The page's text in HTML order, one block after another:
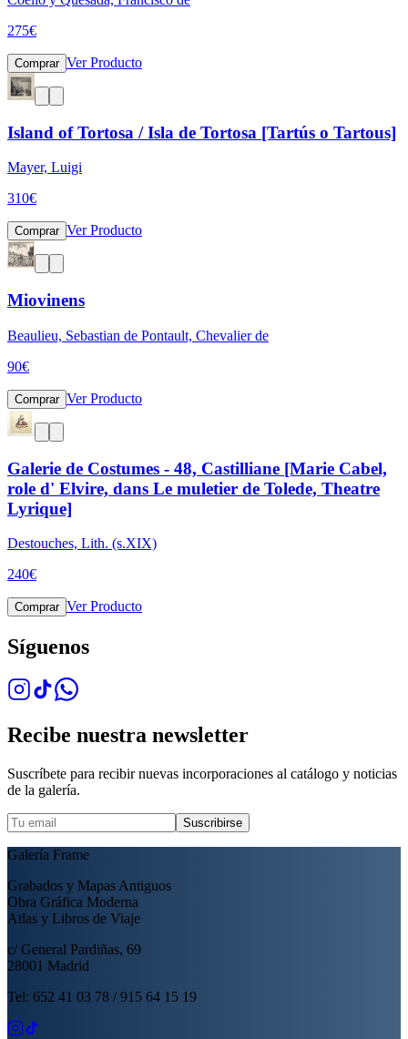
275€
Comprar Ver Producto
Island of Tortosa / Isla de Tortosa [Tartús o Tartous]
Mayer, Luigi
310€
Comprar Ver Producto
Miovinens
Beaulieu, Sebastian de Pontault, Chevalier de
90€
Comprar Ver Producto
Galerie de Costumes - 48, Castilliane [Marie Cabel,
role d' Elvire, dans Le muletier de Tolede, Theatre
Lyrique]
Destouches, Lith. (s.XIX)
240€
Comprar Ver Producto
Síguenos
Recibe nuestra newsletter
Suscríbete para recibir nuevas incorporaciones al catálogo y noticias
de la galería.
Suscribirse
Galería Frame
Grabados y Mapas Antiguos
Obra Gráfica Moderna
Atlas y Libros de Viaje
c/ General Pardiñas, 69
28001 Madrid
Tel: 652 41 03 78 / 915 64 15 19